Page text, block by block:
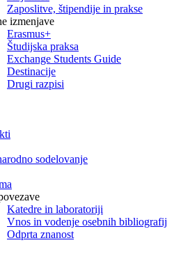
Zaposlitve, štipendije in prakse
izmenjave
Erasmus+
Študijska praksa
Exchange Students Guide
Destinacije
Drugi razpisi
sodelovanje
Katedre in laboratoriji
Vnos in vodenje osebnih bibliografij
Odprta znanost